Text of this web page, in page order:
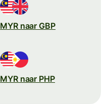
MYR naar GBP
MYR naar PHP